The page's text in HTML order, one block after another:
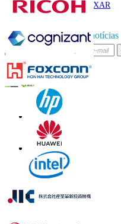
BAIXAR
AMOSTRA
Subscrever boletim de notícias
Confie on-line